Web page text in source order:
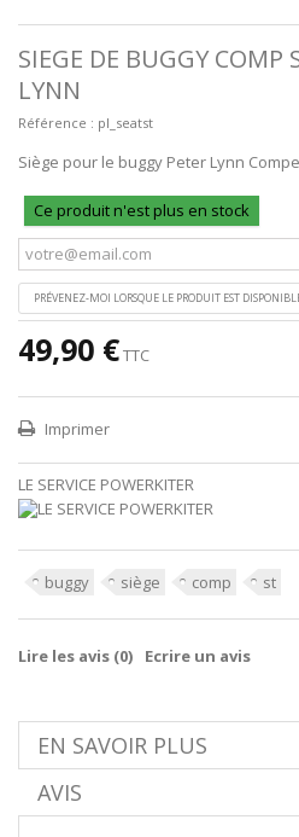
SIEGE DE BUGGY COMP
LYNN
Référence : pl_seatst
Siège pour le buggy Peter Lynn
Ce produit n'est plus en stock
PRÉVENEZ-MOI LORSQUE LE PRODUIT EST
49,90 €TTC
Imprimer
LE SERVICE POWERKITER
buggy siège comp st
Lire les avis (0) Ecrire un avis
EN SAVOIR PLUS
AVIS